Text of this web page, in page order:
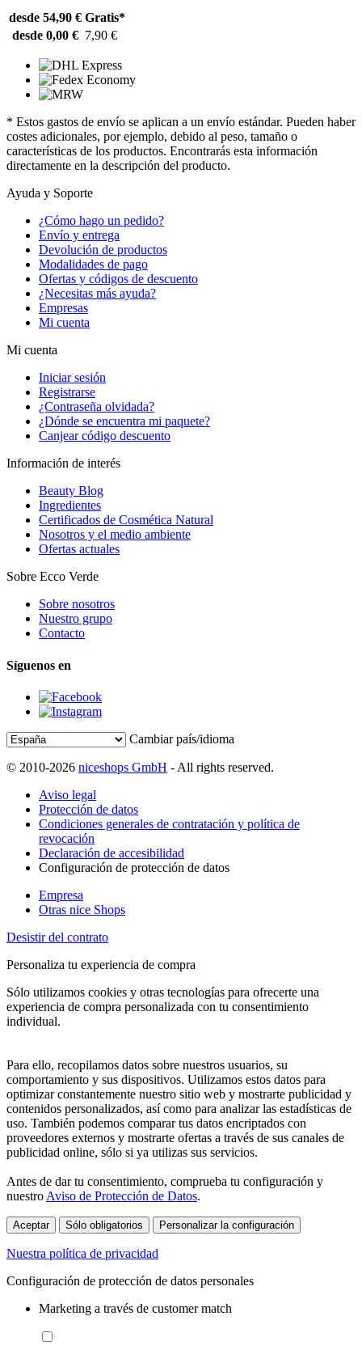
desde 54,90 € Gratis*
desde 0,00 € 7,90 €
* Estos gastos de envío se aplican a un envío estándar. Pueden haber
costes adicionales, por ejemplo, debido al peso, tamaño o
características de los productos. Encontrarás esta información
directamente en la descripción del producto.
Ayuda y Soporte
¿Cómo hago un pedido?
Envío y entrega
Devolución de productos
Modalidades de pago
Ofertas y códigos de descuento
¿Necesitas más ayuda?
Empresas
Mi cuenta
Mi cuenta
Iniciar sesión
Registrarse
¿Contraseña olvidada?
¿Dónde se encuentra mi paquete?
Canjear código descuento
Información de interés
Beauty Blog
Ingredientes
Certificados de Cosmética Natural
Nosotros y el medio ambiente
Ofertas actuales
Sobre Ecco Verde
Sobre nosotros
Nuestro grupo
Contacto
Síguenos en
Cambiar país/idioma
© 2010-2026 niceshops GmbH - All rights reserved.
Aviso legal
Protección de datos
Condiciones generales de contratación y política de
revocación
Declaración de accesibilidad
Configuración de protección de datos
Empresa
Otras nice Shops
Desistir del contrato
Personaliza tu experiencia de compra
Sólo utilizamos cookies y otras tecnologías para ofrecerte una
experiencia de compra personalizada con tu consentimiento
individual.
Para ello, recopilamos datos sobre nuestros usuarios, su
comportamiento y sus dispositivos. Utilizamos estos datos para
optimizar constantemente nuestro sitio web y mostrarte publicidad y
contenidos personalizados, así como para analizar las estadísticas de
uso. También podemos comparar tus datos encriptados con
proveedores externos y mostrarte ofertas a través de sus canales de
publicidad online, sólo si ya utilizas sus servicios.
Antes de dar tu consentimiento, comprueba tu configuración y
nuestro Aviso de Protección de Datos.
Aceptar Sólo obligatorios Personalizar la configuración
Nuestra política de privacidad
Configuración de protección de datos personales
Marketing a través de customer match